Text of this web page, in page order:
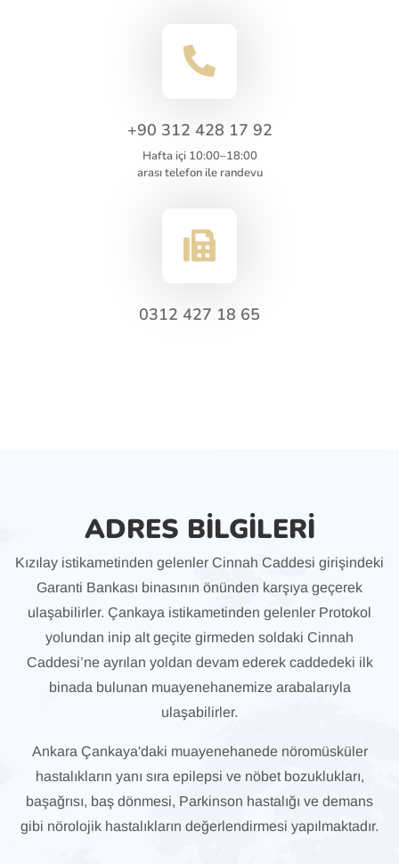
+90 312 428 17 92
Hafta içi 10:00–18:00
arası telefon ile randevu
0312 427 18 65
ADRES BİLGİLERİ
Kızılay istikametinden gelenler Cinnah Caddesi girişindeki
Garanti Bankası binasının önünden karşıya geçerek
ulaşabilirler. Çankaya istikametinden gelenler Protokol
yolundan inip alt geçite girmeden soldaki Cinnah
Caddesi’ne ayrılan yoldan devam ederek caddedeki ilk
binada bulunan muayenehanemize arabalarıyla
ulaşabilirler.
Ankara Çankaya'daki muayenehanede nöromüsküler
hastalıkların yanı sıra epilepsi ve nöbet bozuklukları,
başağrısı, baş dönmesi, Parkinson hastalığı ve demans
gibi nörolojik hastalıkların değerlendirmesi yapılmaktadır.